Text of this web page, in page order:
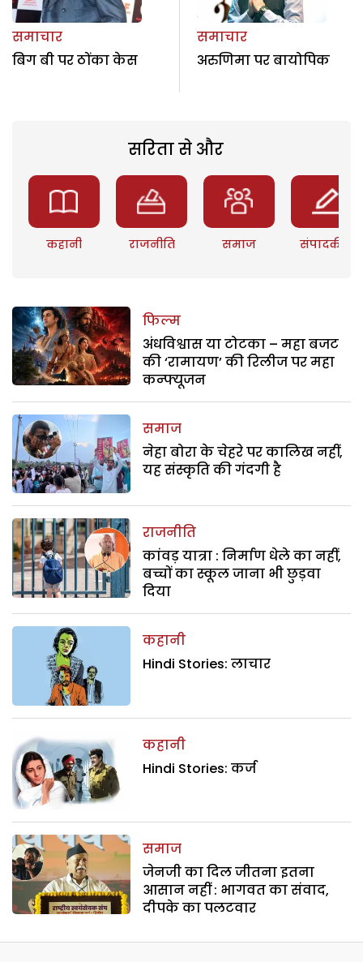
समाचार
बिग बी पर ठोंका केस
समाचार
अरुणिमा पर बायोपिक
सरिता से और
कहानी राजनीति समाज संपादकीय
फिल्म
अंधविश्वास या टोटका – महा बजट
की ‘रामायण’ की रिलीज पर महा
कन्फ्यूजन
समाज
नेहा बोरा के चेहरे पर कालिख नहीं,
यह संस्कृति की गंदगी है
राजनीति
कांवड़ यात्रा : निर्माण धेले का नहीं,
बच्चों का स्कूल जाना भी छुड़वा
दिया
कहानी
Hindi Stories: लाचार
कहानी
Hindi Stories: कर्ज
समाज
जेनजी का दिल जीतना इतना
आसान नहीं : भागवत का संवाद,
दीपके का पलटवार